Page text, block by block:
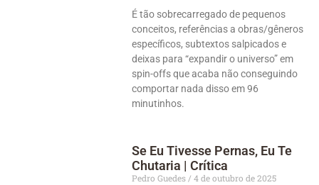
É tão sobrecarregado de pequenos
conceitos, referências a obras/gêneros
específicos, subtextos salpicados e
deixas para “expandir o universo” em
spin-offs que acaba não conseguindo
comportar nada disso em 96
minutinhos.
Se Eu Tivesse Pernas, Eu Te
Chutaria | Crítica
Pedro Guedes
4 de outubro de 2025